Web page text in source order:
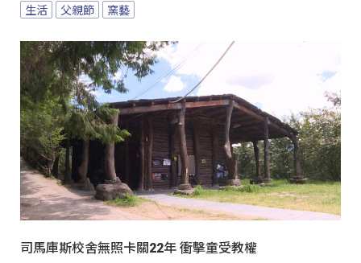
生活 父親節 窯藝
司馬庫斯校舍無照卡關22年 衝擊童受教權